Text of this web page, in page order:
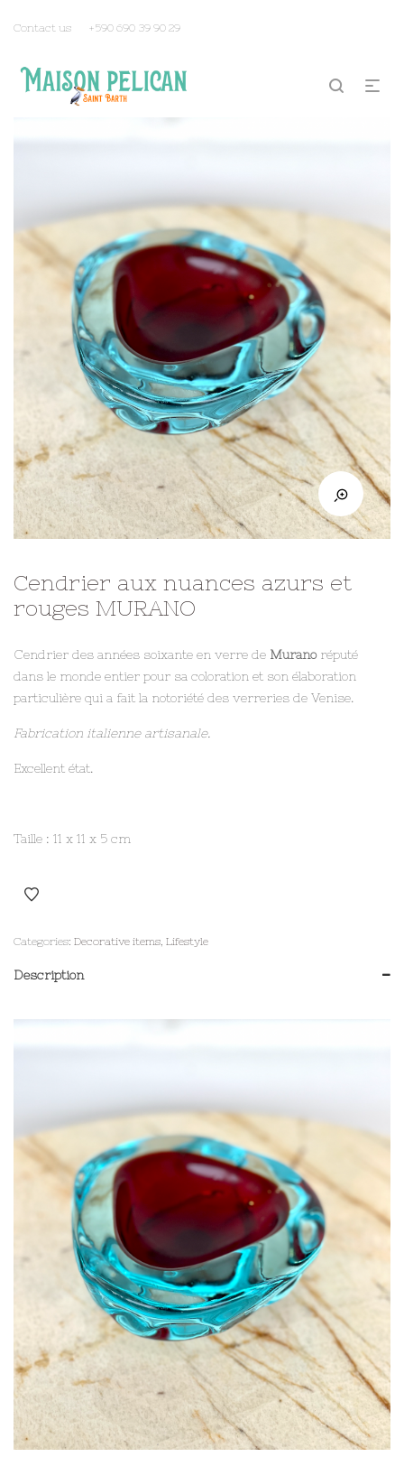
Contact us +590 690 39 90 29
Cendrier aux nuances azurs et
rouges MURANO
Cendrier des années soixante en verre de Muranoréputé
dans le monde entier pour sa coloration et son élaboration
particulière qui a fait la notoriété des verreries de Venise.
Fabrication italienne artisanale.
Excellent état.
Taille : 11 x 11 x 5 cm
Categories: Decorative items Lifestyle
Description